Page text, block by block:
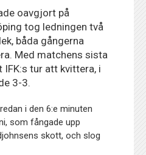
oavgjort på
tog ledningen två
båda gångerna
Med matchens sista
tur att kvittera, i
3-3.
i den 6:e minuten
som fångade upp
skott, och slog